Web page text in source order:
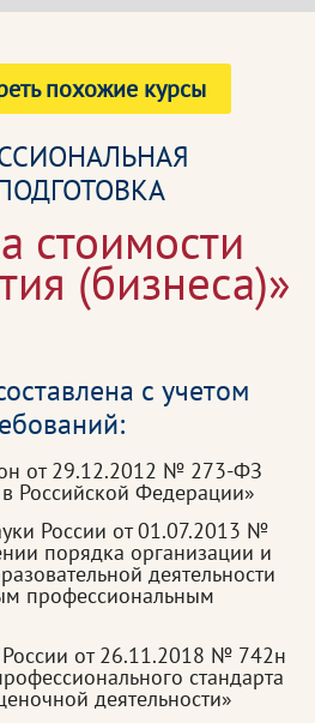
похожие курсы
стоимости
(бизнеса)»
с учетом
от 29.12.2012 № 273-ФЗ
Российской Федерации»
России от 01.07.2013 №
порядка организации и
деятельности
профессиональным
от 26.11.2018 № 742н
стандарта
деятельности»